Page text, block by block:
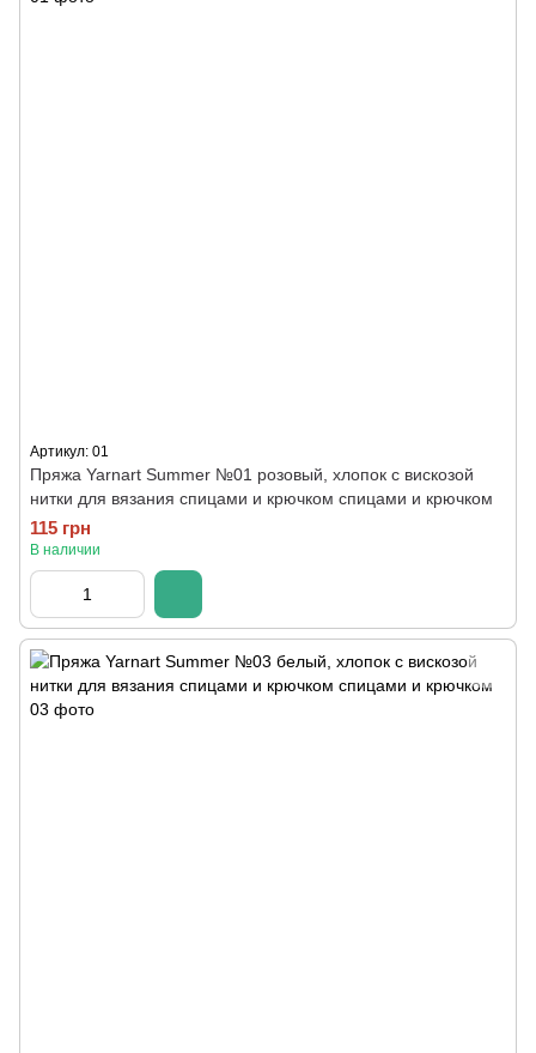
Артикул: 01
Пряжа Yarnart Summer №01 розовый, хлопок с вискозой
нитки для вязания спицами и крючком спицами и крючком
115 грн
В наличии